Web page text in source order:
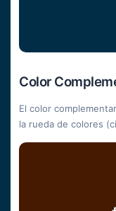
Color
El color
la rueda de colores